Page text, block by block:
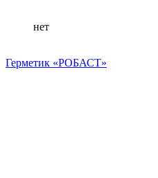
нет
Герметик «РОБАСТ»